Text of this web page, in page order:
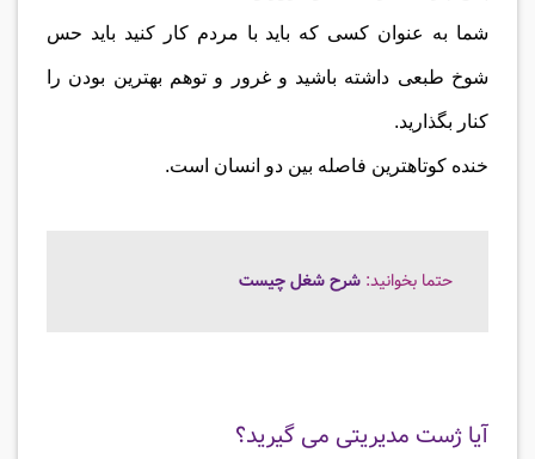
شما به عنوان کسی که باید با مردم کار کنید باید حس
شوخ طبعی داشته باشید و غرور و توهم بهترین بودن را
کنار بگذارید.
خنده کوتاهترین فاصله بین دو انسان است.
حتما بخوانید: شرح شغل چیست
آیا ژست مدیریتی می گیرید؟